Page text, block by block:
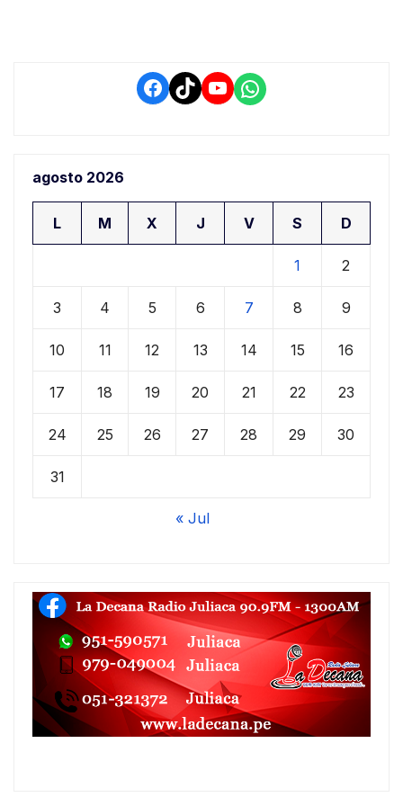
Facebook
TikTokYouTube
WhatsApp
agosto 2026
L M X J V S D
1 2
3 4 5 6 7 8 9
10 11 12 13 14 15 16
17 18 19 20 21 22 23
24 25 26 27 28 29 30
31
« Jul